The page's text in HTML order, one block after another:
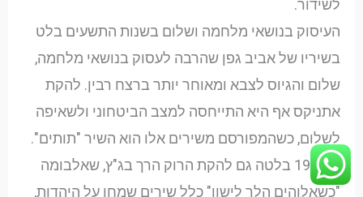
לשידור.
העיסוק בנושאי מלחמה ושלום בשנות התשעים בלט
בשיריו של אביב גפן שהרבה לעסוק בנושאי מלחמה,
שלום והגיוס לצבא ומאוחר יותר ברצח רבין. להקת
אתניקס אף היא התייחסה למצב הביטחוני ולשאיפה
לשלום, כשהמפורסם משירים אלו הוא השיר "תותים".
ב-1998 בלטה גם להקת הרוק הרך בג"ץ, שאלבומה
"כשאלוהים הלך לישון" כלל שירים שמחו על היהדות,